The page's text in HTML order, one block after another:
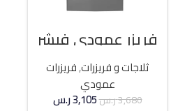
فريزر عمودي فيشر
21 قدم انفرتر – فضي
ثلاجات و فريزرات,فريزرات
عمودي
3,680ر.س3,105ر.س